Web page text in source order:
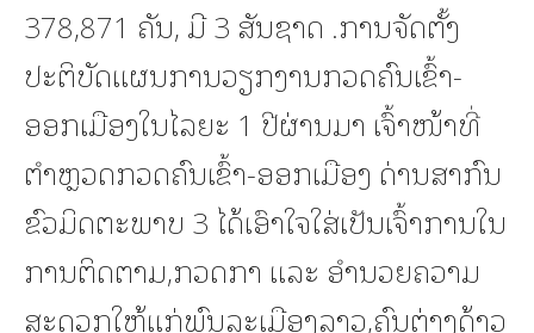
378,871 ຄັນ, ມີ 3 ສັນຊາດ .ການຈັດຕັ້ງ
ປະຕິບັດແຜນການວຽກງານກວດຄົນເຂົ້າ-
ອອກເມືອງໃນໄລຍະ 1 ປີຜ່ານມາ ເຈົ້າໜ້າທີ່
ຕໍາຫຼວດກວດຄົນເຂົ້າ-ອອກເມືອງ ດ່ານສາກົນ
ຂົວມິດຕະພາບ 3 ໄດ້ເອົາໃຈໃສ່ເປັນເຈົ້າການໃນ
ການຕິດຕາມ,ກວດກາ ແລະ ອໍານວຍຄວາມ
ສະດວກໃຫ້ແກ່ພົນລະເມືອງລາວ,ຄົນຕ່າງດ້າວ